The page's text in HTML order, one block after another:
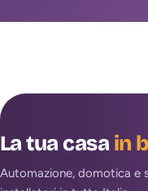
La tua casain
Automazione, domotica e